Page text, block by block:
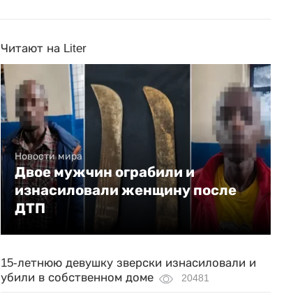
Читают на Liter
Новости мира
Двое мужчин ограбили и
изнасиловали женщину после
ДТП
15-летнюю девушку зверски изнасиловали и
убили в собственном доме
20481